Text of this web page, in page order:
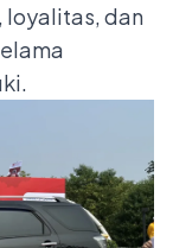
loyalitas, dan